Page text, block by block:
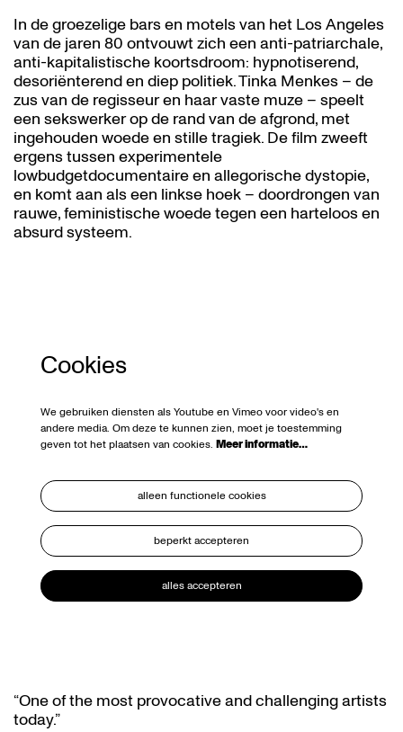
In de groezelige bars en motels van het Los Angeles
van de jaren 80 ontvouwt zich een anti-patriarchale,
anti-kapitalistische koortsdroom: hypnotiserend,
desoriënterend en diep politiek. Tinka Menkes – de
zus van de regisseur en haar vaste muze – speelt
een sekswerker op de rand van de afgrond, met
ingehouden woede en stille tragiek. De film zweeft
ergens tussen experimentele
lowbudgetdocumentaire en allegorische dystopie,
en komt aan als een linkse hoek – doordrongen van
rauwe, feministische woede tegen een harteloos en
absurd systeem.
Cookies
We gebruiken diensten als Youtube en Vimeo voor video's en
andere media. Om deze te kunnen zien, moet je toestemming
geven tot het plaatsen van cookies. Meer informatie…
alleen functionele cookies
beperkt accepteren
alles accepteren
“One of the most provocative and challenging artists
today.”